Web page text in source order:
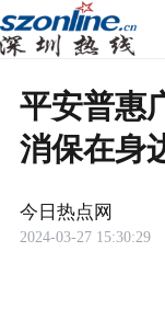
平安普惠
消保在身
今日热点网
2024-03-27 15:30:29